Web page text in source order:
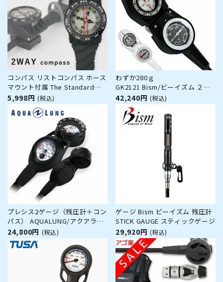
コンパス リストコンパス ホース
マウント付属 The Standard
ザ・スタンダード 方位磁針 ダイ
ビング アクセサリー パーツ
5,998円 (税込)
わずか280ｇ
GK2121 Bism/ビーイズム ２連
ナビゲーションゲージ
42,240円 (税込)
プレシス2ゲージ（残圧計＋コン
パス） AQUALUNG/アクアラン
グ ２ゲージ 水温計付
24,800円 (税込)
ゲージ Bism ビーイズム 残圧計
STICK GAUGE スティックゲージ
29,920円 (税込)